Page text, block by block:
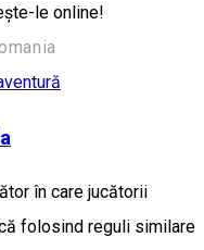
le online!
în care jucătorii
folosind reguli similare